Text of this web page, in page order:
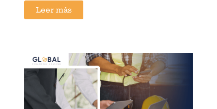
Leer más